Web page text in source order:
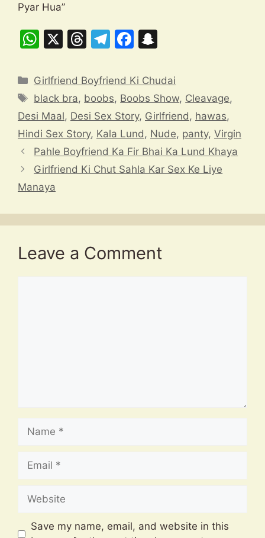
Pyar Hua”
W
at
s
A
p
p
X
T
e
a
d
s
T
e
gr
a
m
F
c
e
b
o
o
k
a
p
c
h
at
Categories
Girlfriend Boyfriend Ki Chudai
Tags
black bra, boobs, Boobs Show, Cleavage,
Desi Maal, Desi Sex Story, Girlfriend, hawas,
Hindi Sex Story, Kala Lund, Nude, panty, Virgin
Pahle Boyfriend Ka Fir Bhai Ka Lund Khaya
Girlfriend Ki Chut Sahla Kar Sex Ke Liye
Manaya
Leave a Comment
Name
Email
Website
Save my name, email, and website in this